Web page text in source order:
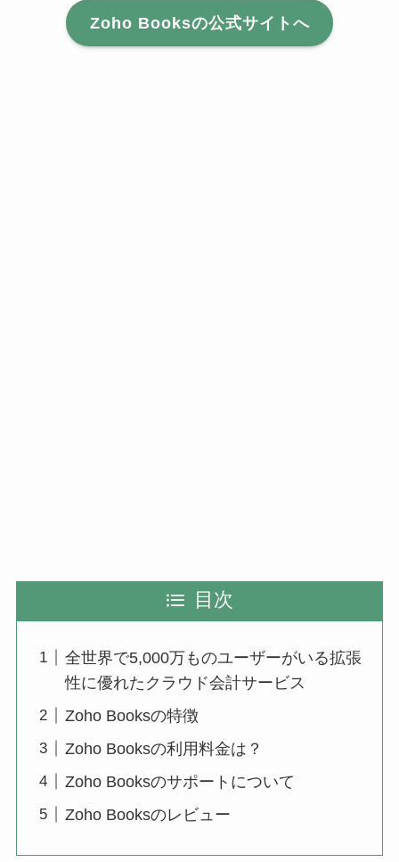
Zoho Booksの公式サイトへ
目次
全世界で5,000万ものユーザーがいる拡張
性に優れたクラウド会計サービス
Zoho Booksの特徴
Zoho Booksの利用料金は？
Zoho Booksのサポートについて
Zoho Booksのレビュー